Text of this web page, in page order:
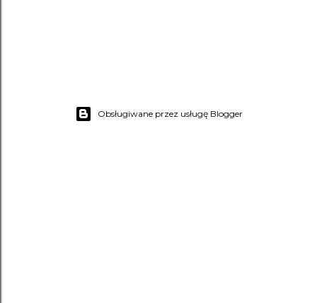
Obsługiwane przez usługę Blogger